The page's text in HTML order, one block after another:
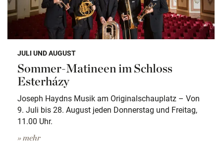
JULI UND AUGUST
Sommer-Matineen im Schloss
Esterházy
Joseph Haydns Musik am Originalschauplatz – Von
9. Juli bis 28. August jeden Donnerstag und Freitag,
11.00 Uhr.
» mehr